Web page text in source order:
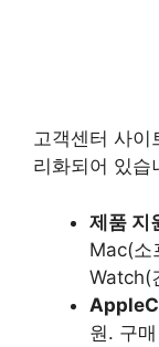
고객센터 사이
리화되어 있습
제품 지
Mac(소
Watch(
원. 구